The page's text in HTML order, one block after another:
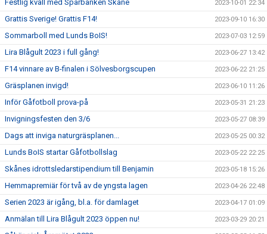
Festlig kväll med Sparbanken Skåne 2023-10-01 22:34
Grattis Sverige! Grattis F14! 2023-09-10 16:30
Sommarboll med Lunds BoIS! 2023-07-03 12:59
Lira Blågult 2023 i full gång! 2023-06-27 13:42
F14 vinnare av B-finalen i Sölvesborgscupen 2023-06-22 21:25
Gräsplanen invigd! 2023-06-10 11:26
Inför Gåfotboll prova-på 2023-05-31 21:23
Invigningsfesten den 3/6 2023-05-27 08:39
Dags att inviga naturgräsplanen... 2023-05-25 00:32
Lunds BoIS startar Gåfotbollslag 2023-05-22 22:25
Skånes idrottsledarstipendium till Benjamin 2023-05-18 15:26
Hemmapremiär för två av de yngsta lagen 2023-04-26 22:48
Serien 2023 är igång, bl.a. för damlaget 2023-04-17 01:09
Anmälan till Lira Blågult 2023 öppen nu! 2023-03-29 20:21